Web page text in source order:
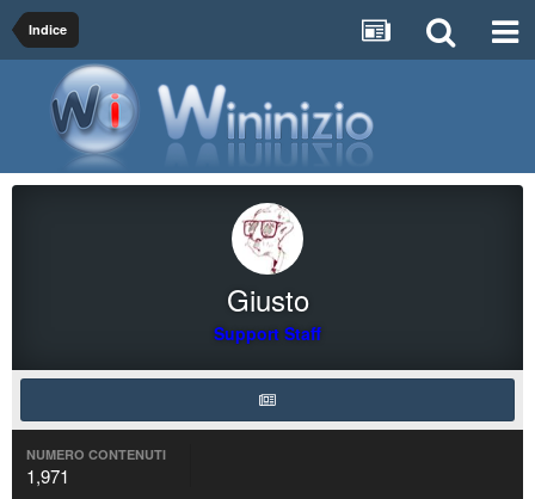
Indice
Giusto
Support Staff
NUMERO CONTENUTI
1,971